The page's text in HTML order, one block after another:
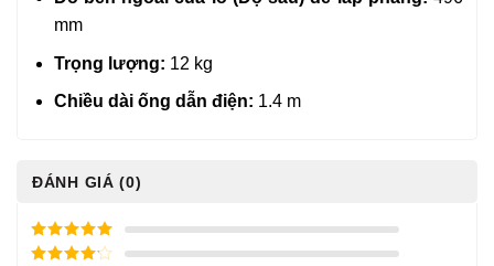
mm
Trọng lượng: 12 kg
Chiều dài ống dẫn điện: 1.4 m
ĐÁNH GIÁ (0)
5/ 5 điểm